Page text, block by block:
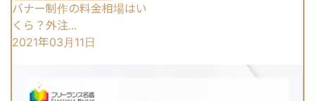
バナー制作の料金相場はい
くら？外注...
2021年03月11日